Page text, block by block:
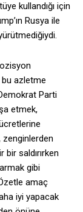
kullandığı için
Rusya ile
bu azletme
Parti
etmek,
zenginlerden
saldırırken
gibi
amaç
iyi yapacak